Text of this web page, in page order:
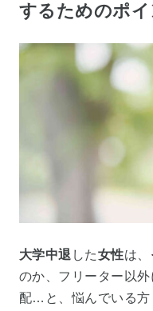
するためのポ
大学中退 した女性は、
のか、フリーター以
配…と、悩んでいる方